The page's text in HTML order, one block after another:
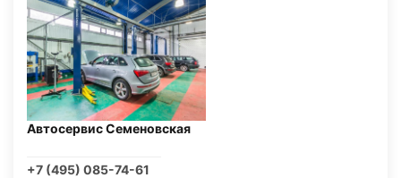
Автосервис Семеновская
+7 (495) 085-74-61